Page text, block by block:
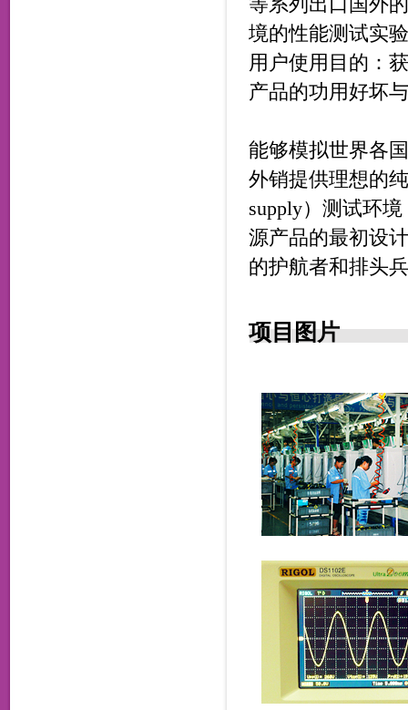
等系列出口国外
境的性能测试实
用户使用目的：
产品的功用好坏
能够模拟世界各
外销提供理想的
supply）测试环
源产品的最初设
的护航者和排头
项目图片